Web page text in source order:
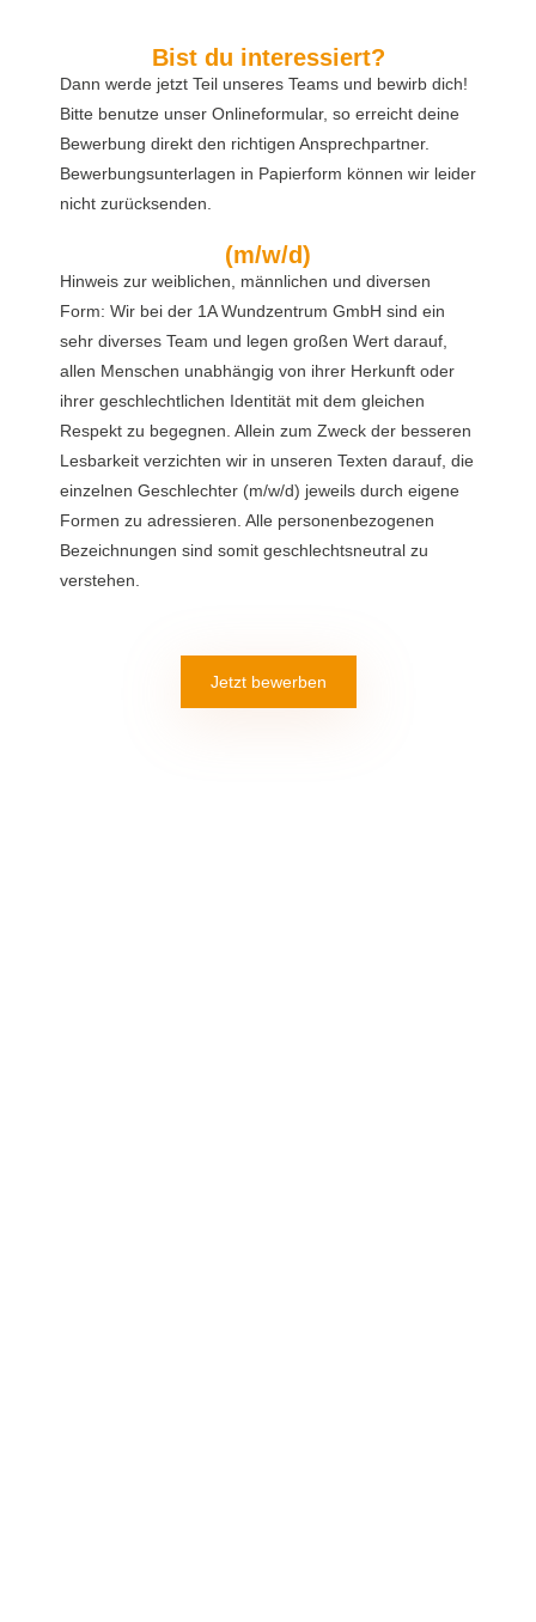
Bist du interessiert?
Dann werde jetzt Teil unseres Teams und bewirb dich!
Bitte benutze unser Onlineformular, so erreicht deine
Bewerbung direkt den richtigen Ansprechpartner.
Bewerbungsunterlagen in Papierform können wir leider
nicht zurücksenden.
(m/w/d)
Hinweis zur weiblichen, männlichen und diversen
Form: Wir bei der 1A Wundzentrum GmbH sind ein
sehr diverses Team und legen großen Wert darauf,
allen Menschen unabhängig von ihrer Herkunft oder
ihrer geschlechtlichen Identität mit dem gleichen
Respekt zu begegnen. Allein zum Zweck der besseren
Lesbarkeit verzichten wir in unseren Texten darauf, die
einzelnen Geschlechter (m/w/d) jeweils durch eigene
Formen zu adressieren. Alle personenbezogenen
Bezeichnungen sind somit geschlechtsneutral zu
verstehen.
Jetzt bewerben